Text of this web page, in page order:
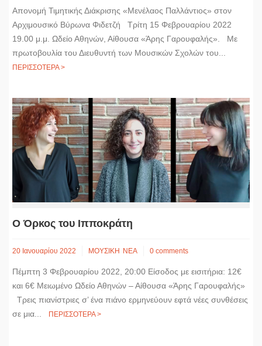
Απονομή Τιμητικής Διάκρισης «Μενέλαος Παλλάντιος» στον
Αρχιμουσικό Βύρωνα Φιδετζή Τρίτη 15 Φεβρουαρίου 2022
19.00 μ.μ. Ωδείο Αθηνών, Αίθουσα «Άρης Γαρουφαλής». Με
πρωτοβουλία του Διευθυντή των Μουσικών Σχολών του...
ΠΕΡΙΣΣΟΤΕΡΑ >
Ο Όρκος του Ιπποκράτη
20 Ιανουαρίου 2022 ΜΟΥΣΙΚΗ ΝΕΑ 0 comments
Πέμπτη 3 Φεβρουαρίου 2022, 20:00 Είσοδος με εισιτήρια: 12€
και 6€ Μειωμένο Ωδείο Αθηνών – Αίθουσα «Άρης Γαρουφαλής»
Τρεις πιανίστριες σ’ ένα πιάνο ερμηνεύουν εφτά νέες συνθέσεις
σε μια...
ΠΕΡΙΣΣΟΤΕΡΑ >